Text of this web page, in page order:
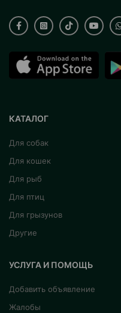
КАТАЛОГ
Для собак
Для кошек
Для рыб
Для птиц
Для грызунов
Другие
УСЛУГА И ПОМОЩЬ
Добавить объявление
Жалобы